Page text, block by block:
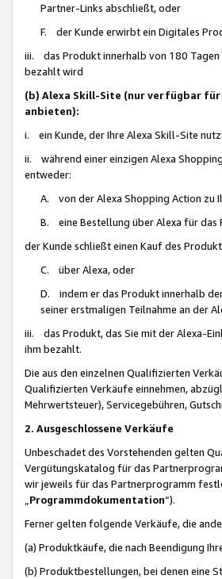
Partner-Links abschließt, oder
F. der Kunde erwirbt ein Digitales
iii. das Produkt innerhalb von 180 Tagen
bezahlt wird
(b) Alexa Skill-Site (nur verfügbar
anbieten):
i. ein Kunde, der Ihre Alexa Skill-Site
ii. während einer einzigen Alexa
entweder:
A. von der Alexa Shopping Action zu
B. eine Bestellung über Alexa für das
der Kunde schließt einen Kauf des
C. über Alexa, oder
D. indem er das Produkt innerhalb
seiner erstmaligen Teilnahme an der
iii. das Produkt, das Sie mit der Alexa-
ihm bezahlt.
Die aus den einzelnen Qualifizierten
Qualifizierten Verkäufe einnehmen,
Mehrwertsteuer), Servicegebühren,
2. Ausgeschlossene Verkäufe
Unbeschadet des Vorstehenden gelten
Vergütungskatalog für das
wir jeweils für das Partnerprogramm
Programmdokumentation“).
Ferner gelten folgende Verkäufe, die
(a) Produktkäufe, die nach Beendigung
(b) Produktbestellungen, bei denen eine